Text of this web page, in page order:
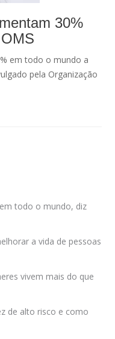
30%
em todo o mundo a
pela Organização
todo o mundo, diz
a vida de pessoas
vivem mais do que
de alto risco e como